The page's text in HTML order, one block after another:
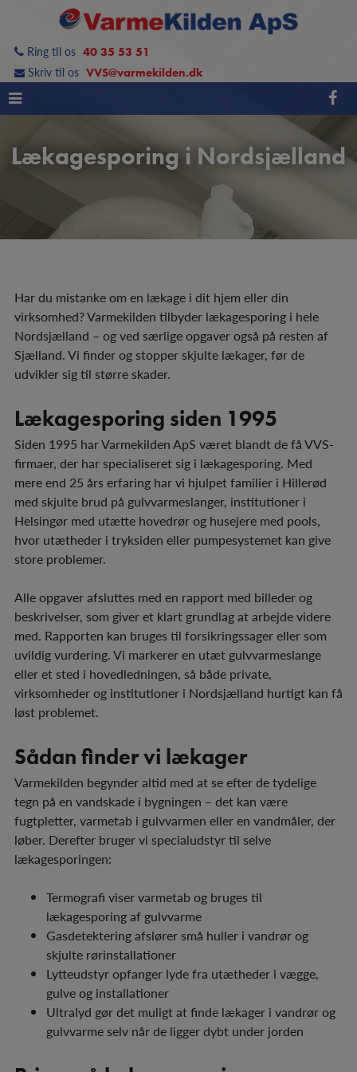
indholdet
Ring til os 40 35 53 51
Skriv til os VVS@varmekilden.dk
Lækagesporing i Nordsjælland
Har du mistanke om en lækage i dit hjem eller din
virksomhed? Varmekilden tilbyder lækagesporing i hele
Nordsjælland – og ved særlige opgaver også på resten af
Sjælland. Vi finder og stopper skjulte lækager, før de
udvikler sig til større skader.
Lækagesporing siden 1995
Siden 1995 har Varmekilden ApS været blandt de få VVS-
firmaer, der har specialiseret sig i lækagesporing. Med
mere end 25 års erfaring har vi hjulpet familier i Hillerød
med skjulte brud på gulvvarmeslanger, institutioner i
Helsingør med utætte hovedrør og husejere med pools,
hvor utætheder i tryksiden eller pumpesystemet kan give
store problemer.
Alle opgaver afsluttes med en rapport med billeder og
beskrivelser, som giver et klart grundlag at arbejde videre
med. Rapporten kan bruges til forsikringssager eller som
uvildig vurdering. Vi markerer en utæt gulvvarmeslange
eller et sted i hovedledningen, så både private,
virksomheder og institutioner i Nordsjælland hurtigt kan få
løst problemet.
Sådan finder vi lækager
Varmekilden begynder altid med at se efter de tydelige
tegn på en vandskade i bygningen – det kan være
fugtpletter, varmetab i gulvvarmen eller en vandmåler, der
løber. Derefter bruger vi specialudstyr til selve
lækagesporingen:
Termografi viser varmetab og bruges til
lækagesporing af gulvvarme
Gasdetektering afslører små huller i vandrør og
skjulte rørinstallationer
Lytteudstyr opfanger lyde fra utætheder i vægge,
gulve og installationer
Ultralyd gør det muligt at finde lækager i vandrør og
gulvvarme selv når de ligger dybt under jorden